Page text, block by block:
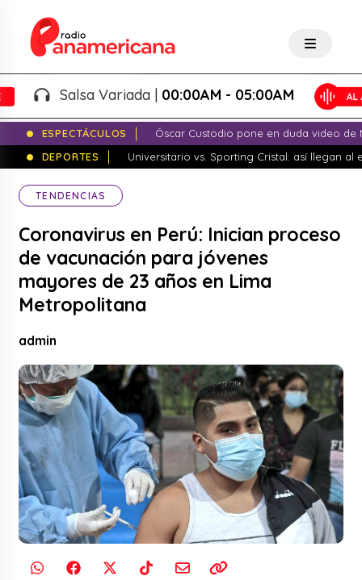
Salsa Variada |00:00AM - 05:00AM
ESPECTÁCULOS
Óscar Custodio pone en duda video de
DEPORTES
Universitario vs. Sporting Cristal: así llegan al
TENDENCIAS
Coronavirus en Perú: Inician proceso
de vacunación para jóvenes
mayores de 23 años en Lima
Metropolitana
admin